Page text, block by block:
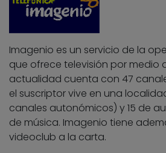
Imagenio es un servicio de la
que ofrece televisión por medio
actualidad cuenta con 47
el suscriptor vive en una
canales autonómicos) y 15 de
de música. Imagenio tiene
videoclub a la carta.